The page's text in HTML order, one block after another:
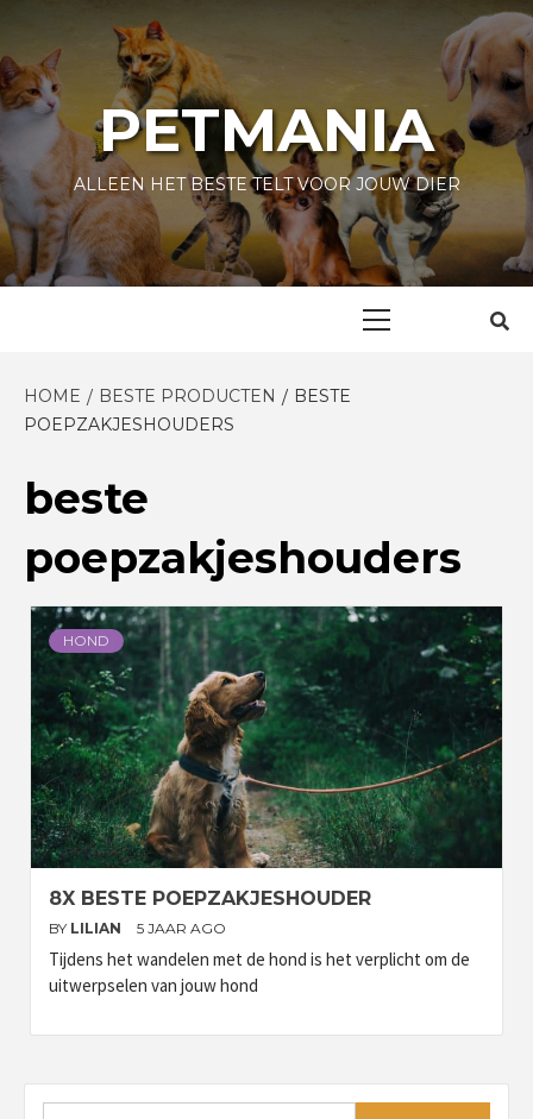
content
PETMANIA
ALLEEN HET BESTE TELT VOOR JOUW DIER
HOME BESTE PRODUCTEN
BESTE
POEPZAKJESHOUDERS
beste
poepzakjeshouders
HOND
8X BESTE POEPZAKJESHOUDER
BY LILIAN 5 JAAR AGO
Tijdens het wandelen met de hond is het verplicht om de
uitwerpselen van jouw hond